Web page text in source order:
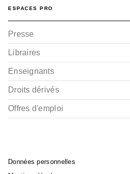
ESPACES PRO
Presse
Libraires
Enseignants
Droits dérivés
Offres d'emploi
Données personnelles